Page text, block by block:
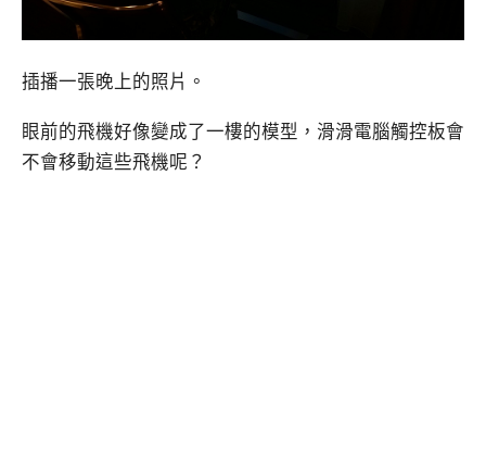
插播一張晚上的照片。
眼前的飛機好像變成了一樓的模型，滑滑電腦觸控板會
不會移動這些飛機呢？